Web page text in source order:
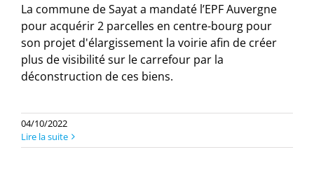
La commune de Sayat a mandaté l’EPF Auvergne
pour acquérir 2 parcelles en centre-bourg pour
son projet d'élargissement la voirie afin de créer
plus de visibilité sur le carrefour par la
déconstruction de ces biens.
04/10/2022
Lire la suite